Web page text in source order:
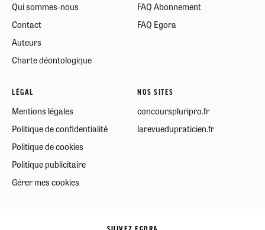
Qui sommes-nous
Contact
Auteurs
Charte déontologique
FAQ Abonnement
FAQ Egora
LÉGAL
Mentions légales
Politique de confidentialité
Politique de cookies
Politique publicitaire
Gérer mes cookies
NOS SITES
concourspluripro.fr
larevuedupraticien.fr